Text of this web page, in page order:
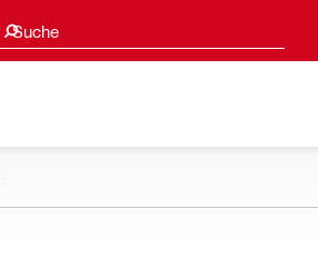
Suche
Suchvorschläge